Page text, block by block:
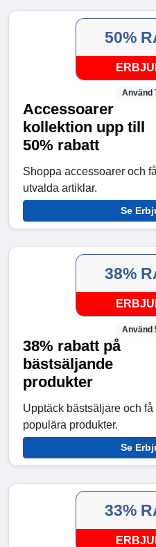
50%
Använd
Accessoarer
kollektion upp till
50% rabatt
Shoppa accessoarer och
utvalda artiklar.
Se
38%
Använd
38% rabatt på
bästsäljande
produkter
Upptäck bästsäljare och
populära produkter.
Se
33%